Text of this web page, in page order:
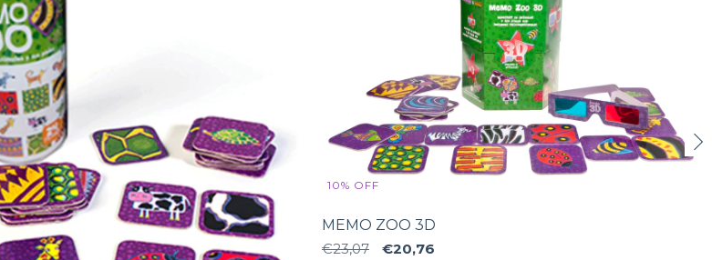
10% OFF
MEMO ZOO 3D
€23,07
€20,76